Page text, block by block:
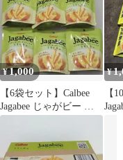
¥1,000
【6袋セット】Calbee
Jagabee じゃがビー う
すしお味
¥
【
セ